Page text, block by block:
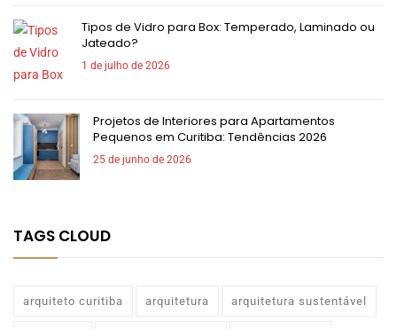
Tipos de Vidro para Box: Temperado, Laminado ou
Jateado?
1 de julho de 2026
Projetos de Interiores para Apartamentos
Pequenos em Curitiba: Tendências 2026
25 de junho de 2026
TAGS CLOUD
arquiteto curitiba arquitetura arquitetura sustentável